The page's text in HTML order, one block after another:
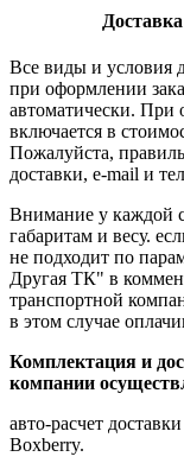
Все виды и условия
при оформлении
автоматически. При
включается в
Пожалуйста,
доставки, e-mail и
Внимание у каждой
габаритам и весу.
не подходит по
Другая ТК" в
транспортной
в этом случае
Комплектация и
компании
авто-расчет
Boxberry.